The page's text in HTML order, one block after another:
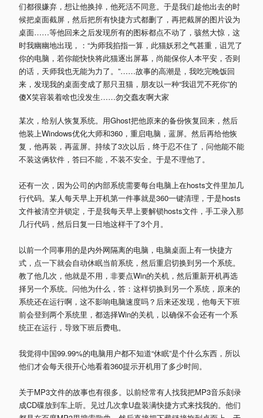
们都很嫌弃，想让他换掉，他死活不同意。于是我们趁他出去的时
候把桌面截屏，然后把所有快捷方式都删了，再把截屏的图片设为
桌面……等他回来之后发现所有的图标都点不动了，骇然大惊，这
时我幽幽地出现，：“为师我掐指一算，此猫妖邪之气甚重，诅咒了
你的电脑，若你能快快将此猫逐出屏幕，尚能保你人本平安，否则
的话，天师我也无能为力了。”……故事的高潮是，我吃完晚饭回
来，发现我的桌面变成了那只丑猫，朋友以一种“我诅咒不死你”的
傻X笑容装着啥也没发生……勿交蠢友啊大家
某次，给别人恢复系统。用Ghost把他原来的备份恢复回来，然后
他装上Windows优化大师和360，重启电脑，蓝屏。然后再给他恢
复，他再装，再蓝屏。持续了3次以后，终于忍不住了，问他能不能
不装这俩软件，答曰不能，不装不安全。于是不理他了。
还有一次，因为公司的内部系统需要每台电脑上在hosts文件里加几
行代码。某人每天早上开机第一件事就是360一键清理，于是hosts
文件被清空并锁定，于是我每天早上要解锁hosts文件，手工录入那
几行代码，然后日复一日地这样干了3个月。
以前一个同事用的是内外网隔离的电脑，电脑桌面上有一快捷方
式，点一下就会自动休眠当前系统，然后重启切换到另一个系统。
教了他几次，他就是不用，非要点Win的关机，然后重新开机再选
择另一个系统。问他为什么，答：这样切换到另一个系统，原来的
系统还在运行啊，这不影响电脑速度吗？后来还发现，他每天下班
前会登到两个系统里，都选择Win的关机，以确保不会还有一个系
统正在运行，导致下班后费电。
我觉得中国99.99%的电脑用户都不知道“休眠”是个什么东西，所以
他们才会每天很开心地看着360提示开机用了多少时间。
关于MP3文件的故事也有很多。以前经常有人找我把MP3音乐刻录
成CD碟放到车上听。见过几次拿U盘装满快捷方式来找我的。他们